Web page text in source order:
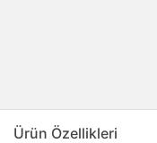
Ürün Özellikleri